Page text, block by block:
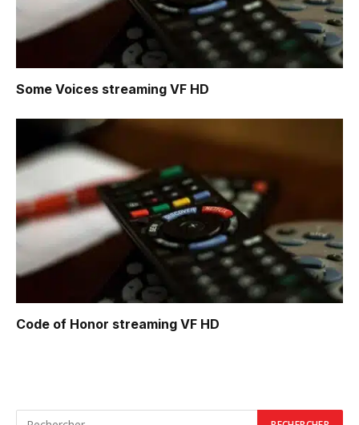
Some Voices streaming VF HD
Code of Honor streaming VF HD